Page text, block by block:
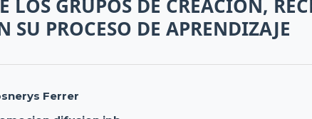
LOS GRUPOS DE CREACIÓN,
SU PROCESO DE APRENDIZAJE
Ferrer